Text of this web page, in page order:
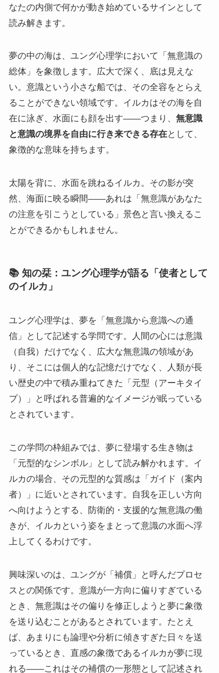
なたの内側で何かが動き始めているサインとして
読み解きます。
夢の中の海は、ユング心理学において「無意識の
総体」を象徴します。広大で深く、底は見えな
い。意識という小さな船では、その全容をとらえ
ることができない領域です。イルカはその海を自
在に泳ぎ、水面にも顔を出す——つまり、 無意識
と意識の境界を自由に行き来できる存在として、
象徴的な意味を持ちます。
太陽を背に、水面を跳ねるイルカ。その影が突
然、海面に映る瞬間——あれは「無意識があなた
の注意を引こうとしている」景色と言い換えるこ
とができるかもしれません。
📚 知の栞：ユング心理学が語る「使者として
のイルカ」
ユング心理学は、夢を「無意識から意識への通
信」として記述する学問です。人間の心には意識
（自我）だけでなく、広大な無意識の領域があ
り、そこには個人的な記憶だけでなく、人類が長
い歴史の中で積み重ねてきた「元型（アーキタイ
プ）」と呼ばれる普遍的なイメージが眠っている
とされています。
この学問の枠組みでは、夢に登場する生き物は
「元型的なシンボル」として読み解かれます。イ
ルカの場合、その元型的な質感は「ガイド（案内
者）」に近いとされています。自我を正しい方向
へ向けようとする、防衛的・支援的な無意識の働
きが、イルカという姿をまとって意識の水面へ浮
上してくるわけです。
興味深いのは、ユングが「補償」と呼んだプロセ
スとの関係です。意識が一方向に偏りすぎている
とき、無意識はその偏りを修正しようと夢に象徴
を送り込むことがあるとされています。たとえ
ば、あまりにも論理や分析に傾きすぎた日々を送
っているとき、直感の象徴であるイルカが夢に現
れる——これはその補償の一形態として記述され